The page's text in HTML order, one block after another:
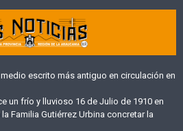
escrito más antiguo en circulación en
un frío y lluvioso 16 de Julio de 1910 en
Familia Gutiérrez Urbina concretar la